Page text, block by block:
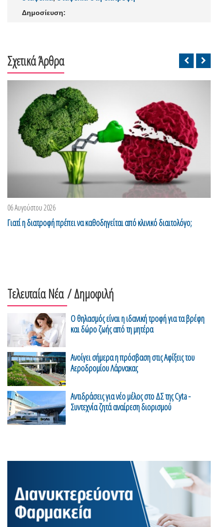
Δημοσίευση:
Σχετικά Άρθρα
06 Αυγούστου 2026
Γιατί η διατροφή πρέπει να καθοδηγείται από κλινικό διαιτολόγο;
Τελευταία Νέα/ Δημοφιλή
Ο θηλασμός είναι η ιδανική τροφή για τα βρέφη
και δώρο ζωής από τη μητέρα
Ανοίγει σήμερα η πρόσβαση στις Αφίξεις του
Αεροδρομίου Λάρνακας
Αντιδράσεις για νέο μέλος στο ΔΣ της Cyta -
Συντεχνία ζητά αναίρεση διορισμού